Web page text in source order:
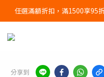
🔥任選3件
任選滿額折扣，滿1500享95
🔥任選3件
分享到